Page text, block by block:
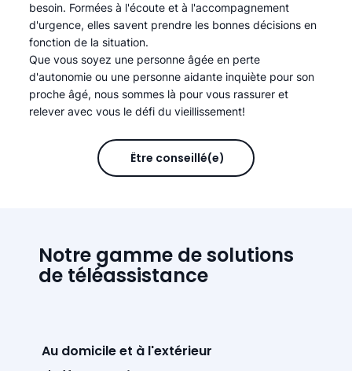
besoin. Formées à l'écoute et à l'accompagnement
d'urgence, elles savent prendre les bonnes décisions en
fonction de la situation.
Que vous soyez une personne âgée en perte
d'autonomie ou une personne aidante inquiète pour son
proche âgé, nous sommes là pour vous rassurer et
relever avec vous le défi du vieillissement!
Être conseillé(e)
Notre gamme de solutions
de téléassistance
Au domicile et à l'extérieur